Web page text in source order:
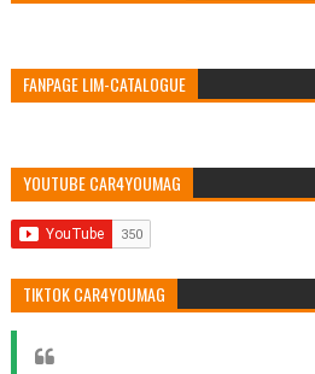
FANPAGE LIM-CATALOGUE
YOUTUBE CAR4YOUMAG
TIKTOK CAR4YOUMAG